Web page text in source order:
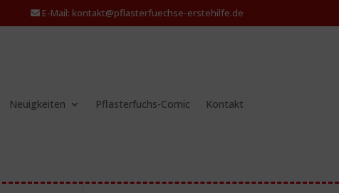
E-Mail: kontakt@pflasterfuechse-erstehilfe.de
Neuigkeiten Pflasterfuchs-Comic Kontakt